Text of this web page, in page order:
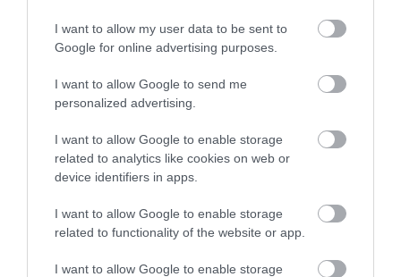
I want to allow my user data to be sent to
Google for online advertising purposes.
I want to allow Google to send me
personalized advertising.
I want to allow Google to enable storage
related to analytics like cookies on web or
device identifiers in apps.
I want to allow Google to enable storage
related to functionality of the website or app.
I want to allow Google to enable storage